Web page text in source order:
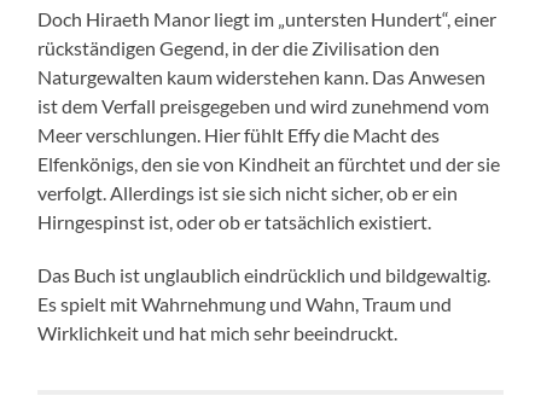
Doch Hiraeth Manor liegt im „untersten Hundert“, einer
rückständigen Gegend, in der die Zivilisation den
Naturgewalten kaum widerstehen kann. Das Anwesen
ist dem Verfall preisgegeben und wird zunehmend vom
Meer verschlungen. Hier fühlt Effy die Macht des
Elfenkönigs, den sie von Kindheit an fürchtet und der sie
verfolgt. Allerdings ist sie sich nicht sicher, ob er ein
Hirngespinst ist, oder ob er tatsächlich existiert.
Das Buch ist unglaublich eindrücklich und bildgewaltig.
Es spielt mit Wahrnehmung und Wahn, Traum und
Wirklichkeit und hat mich sehr beeindruckt.